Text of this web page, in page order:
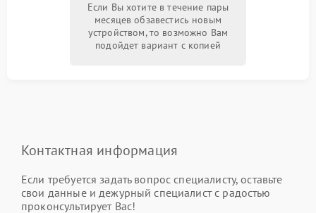
Если Вы хотите в течение пары
месяцев обзавестись новым
устройством, то возможно Вам
подойдет вариант с копией
Контактная информация
Если требуется задать вопрос специалисту, оставьте
свои данные и дежурный специалист с радостью
проконсультирует Вас!